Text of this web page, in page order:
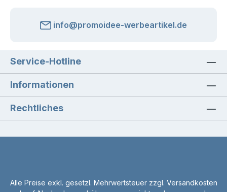
info@promoidee-werbeartikel.de
Service-Hotline
Informationen
Rechtliches
Alle Preise exkl. gesetzl. Mehrwertsteuer zzgl. Versandkosten